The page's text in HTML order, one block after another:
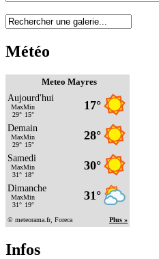
Météo
Meteo Mayres
Infos